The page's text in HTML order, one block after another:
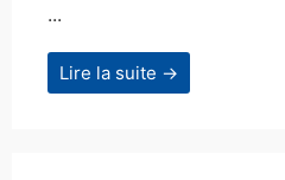
...
Lire la suite →